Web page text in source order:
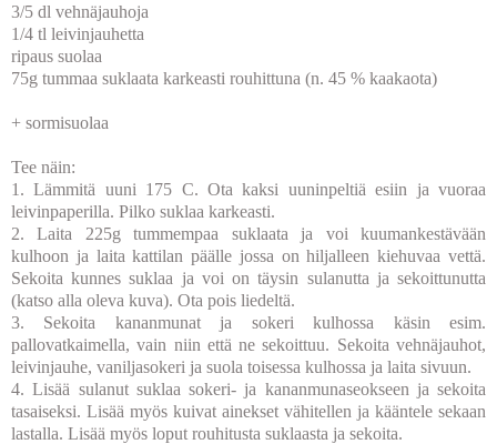
3/5 dl vehnäjauhoja
1/4 tl leivinjauhetta
ripaus suolaa
75g tummaa suklaata karkeasti rouhittuna (n. 45 % kaakaota)
+ sormisuolaa
Tee näin:
1. Lämmitä uuni 175 C. Ota kaksi uuninpeltiä esiin ja vuoraa
leivinpaperilla. Pilko suklaa karkeasti.
2. Laita 225g tummempaa suklaata ja voi kuumankestävään
kulhoon ja laita kattilan päälle jossa on hiljalleen kiehuvaa vettä.
Sekoita kunnes suklaa ja voi on täysin sulanutta ja sekoittunutta
(katso alla oleva kuva). Ota pois liedeltä.
3. Sekoita kananmunat ja sokeri kulhossa käsin esim.
pallovatkaimella, vain niin että ne sekoittuu. Sekoita vehnäjauhot,
leivinjauhe, vaniljasokeri ja suola toisessa kulhossa ja laita sivuun.
4. Lisää sulanut suklaa sokeri- ja kananmunaseokseen ja sekoita
tasaiseksi. Lisää myös kuivat ainekset vähitellen ja kääntele sekaan
lastalla. Lisää myös loput rouhitusta suklaasta ja sekoita.